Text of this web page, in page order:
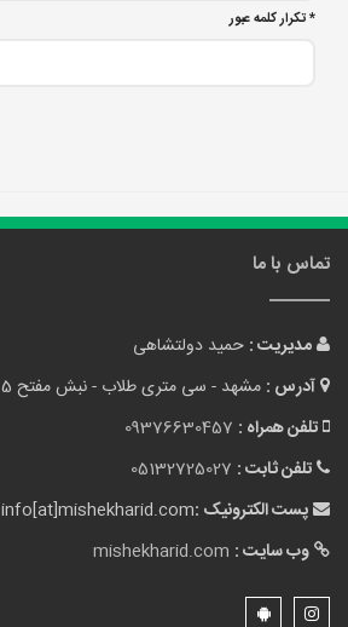
*تکرار کلمه عبور
تماس با ما
مدیریت : حمید دولتشاهی
آدرس : مشهد - سی متری طلاب - نبش مفتح 5 - فروشگاه میشه خرید
تلفن همراه : 09376630457
تلفن ثابت : 05132725027
پست الکترونیک :info[at]mishekharid.com
وب سایت : mishekharid.com